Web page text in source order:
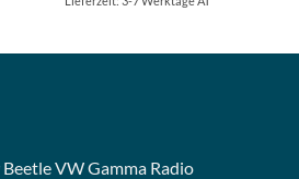
VW Gamma Radio